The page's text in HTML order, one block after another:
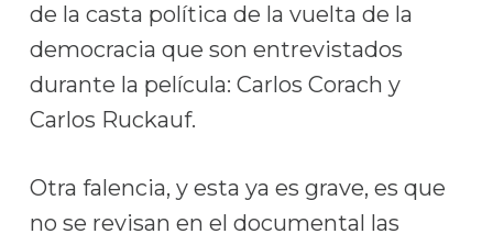
de la casta política de la vuelta de la
democracia que son entrevistados
durante la película: Carlos Corach y
Carlos Ruckauf.
Otra falencia, y esta ya es grave, es que
no se revisan en el documental las